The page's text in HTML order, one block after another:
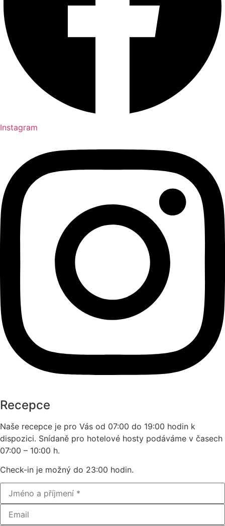
Instagram
Recepce
Naše recepce je pro Vás od 07:00 do 19:00 hodin k
dispozici. Snídaně pro hotelové hosty podáváme v časech
07:00 – 10:00 h.
Check-in je možný do 23:00 hodin.